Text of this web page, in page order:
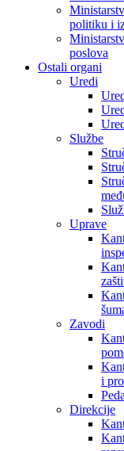
politiku i
poslova
Ostali organi
Uredi
Službe
Uprave
Zavodi
i
Direkcije